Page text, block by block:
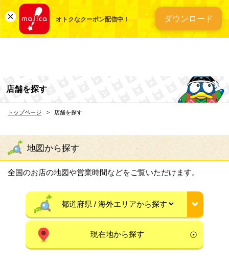
オトクなクーポン配信中！ ダウンロード
総合ディスカウント
店舗を探す
トップページ 店舗を探す
地図から探す
全国のお店の地図や営業時間などをご覧いただけます。
現在地から探す